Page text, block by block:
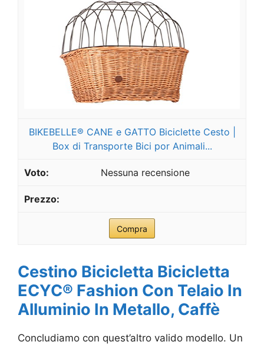
BIKEBELLE® CANE e GATTO Biciclette Cesto |
Box di Transporte Bici por Animali...
Nessuna recensione
Compra
Cestino Bicicletta Bicicletta
ECYC® Fashion Con Telaio In
Alluminio In Metallo, Caffè
Concludiamo con quest’altro valido modello. Un